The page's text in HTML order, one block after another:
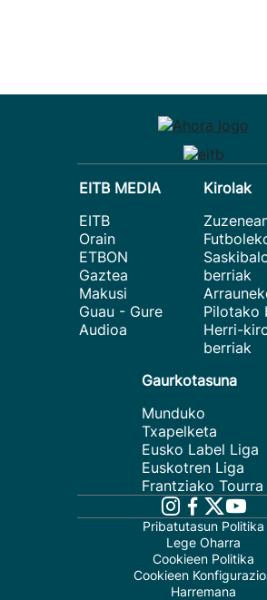
EITB MEDIA
EITB
Orain
ETBON
Gaztea
Makusi
Guau - Gure
Audioa
Kirolak
berriak
Pilotako
Herri-
berriak
Gaurkotasuna
Munduko
Txapelketa
Eusko Label Liga
Euskotren Liga
Frantziako Tourra
Pribatutasun Politika
Lege Oharra
Cookieen Politika
Cookieen
Harremana